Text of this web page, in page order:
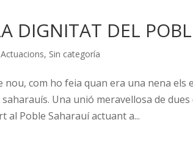
DIGNITAT DEL
Actuacions, Sin categoría
nou, com ho feia quan era una nena els
Una unió meravellosa de dues
al Poble Saharauí actuant a...